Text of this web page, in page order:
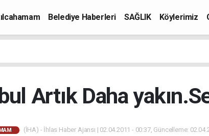
Belediye Haberleri SAĞLIK Köylerimiz
Artık Daha
(İHA) - İhlas Haber Ajansı | 02.04.2011 - 00:37, Güncelleme: